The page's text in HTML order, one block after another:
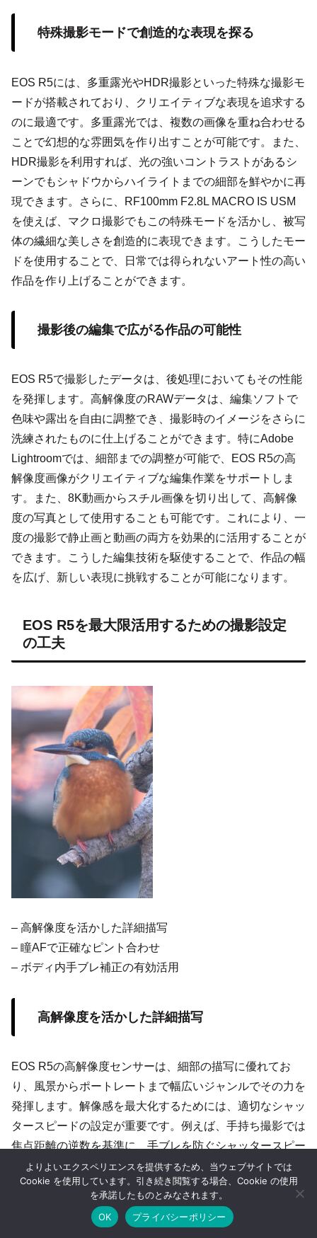
特殊撮影モードで創造的な表現を探る
EOS R5には、多重露光やHDR撮影といった特殊な撮影モ
ードが搭載されており、クリエイティブな表現を追求する
のに最適です。多重露光では、複数の画像を重ね合わせる
ことで幻想的な雰囲気を作り出すことが可能です。また、
HDR撮影を利用すれば、光の強いコントラストがあるシ
ーンでもシャドウからハイライトまでの細部を鮮やかに再
現できます。さらに、RF100mm F2.8L MACRO IS USM
を使えば、マクロ撮影でもこの特殊モードを活かし、被写
体の繊細な美しさを創造的に表現できます。こうしたモー
ドを使用することで、日常では得られないアート性の高い
作品を作り上げることができます。
撮影後の編集で広がる作品の可能性
EOS R5で撮影したデータは、後処理においてもその性能
を発揮します。高解像度のRAWデータは、編集ソフトで
色味や露出を自由に調整でき、撮影時のイメージをさらに
洗練されたものに仕上げることができます。特にAdobe
Lightroomでは、細部までの調整が可能で、EOS R5の高
解像度画像がクリエイティブな編集作業をサポートしま
す。また、8K動画からスチル画像を切り出して、高解像
度の写真として使用することも可能です。これにより、一
度の撮影で静止画と動画の両方を効果的に活用することが
できます。こうした編集技術を駆使することで、作品の幅
を広げ、新しい表現に挑戦することが可能になります。
EOS R5を最大限活用するための撮影設定
の工夫
– 高解像度を活かした詳細描写
– 瞳AFで正確なピント合わせ
– ボディ内手ブレ補正の有効活用
高解像度を活かした詳細描写
EOS R5の高解像度センサーは、細部の描写に優れてお
り、風景からポートレートまで幅広いジャンルでその力を
発揮します。解像感を最大化するためには、適切なシャッ
タースピードの設定が重要です。例えば、手持ち撮影では
焦点距離の逆数を基準に、手ブレを防ぐシャッタースピー
ドを選択することが推奨されます。また、ISO感度を低め
に設定することで、ノイズを抑えた鮮明な写真を撮影でき
ます。さらに、RAW形式で撮影することで、後処理にお
いてダイナミックレンジを最大限活用することが可能で
シェア 目次へ トップ
よりよいエクスペリエンスを提供するため、当ウェブサイトでは
Cookie を使用しています。引き続き閲覧する場合、Cookie の使用
を承諾したものとみなされます。
OK
プライバシーポリシー